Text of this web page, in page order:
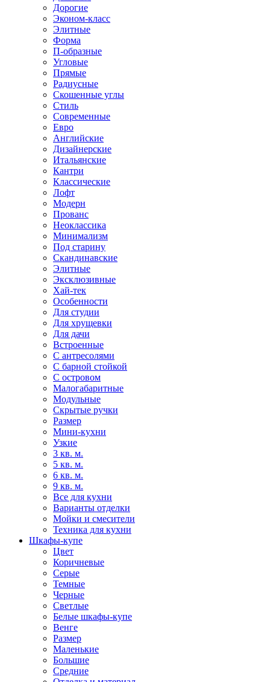
Дорогие
Эконом-класс
Элитные
Форма
П-образные
Угловые
Прямые
Радиусные
Скошенные углы
Стиль
Современные
Евро
Английские
Дизайнерские
Итальянские
Кантри
Классические
Лофт
Модерн
Прованс
Неоклассика
Минимализм
Под старину
Скандинавские
Элитные
Эксклюзивные
Хай-тек
Особенности
Для студии
Для хрущевки
Для дачи
Встроенные
С антресолями
С барной стойкой
С островом
Малогабаритные
Модульные
Скрытые ручки
Размер
Мини-кухни
Узкие
3 кв. м.
5 кв. м.
6 кв. м.
9 кв. м.
Все для кухни
Варианты отделки
Мойки и смесители
Техника для кухни
Шкафы-купе
Цвет
Коричневые
Серые
Темные
Черные
Светлые
Белые шкафы-купе
Венге
Размер
Маленькие
Большие
Средние